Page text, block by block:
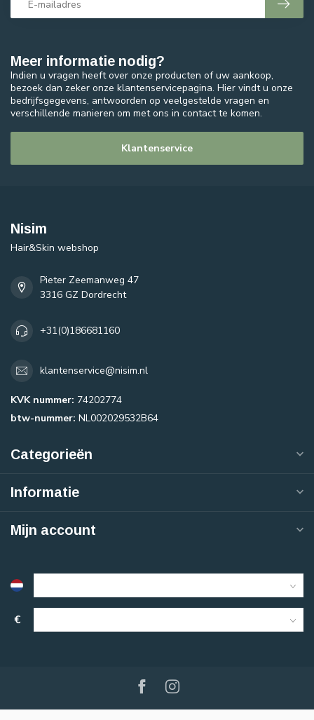
Meer informatie nodig?
Indien u vragen heeft over onze producten of uw aankoop,
bezoek dan zeker onze klantenservicepagina. Hier vindt u onze
bedrijfsgegevens, antwoorden op veelgestelde vragen en
verschillende manieren om met ons in contact te komen.
Klantenservice
Nisim
Hair&Skin webshop
Pieter Zeemanweg 47
3316 GZ Dordrecht
+31(0)186681160
klantenservice@nisim.nl
KVK nummer: 74202774
btw-nummer: NL002029532B64
Categorieën
Informatie
Mijn account
€